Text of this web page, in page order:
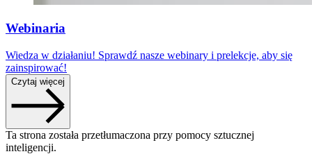
Webinaria
Wiedza w działaniu! Sprawdź nasze webinary i prelekcje, aby się
zainspirować!
Czytaj więcej
Ta strona została przetłumaczona przy pomocy sztucznej
inteligencji.